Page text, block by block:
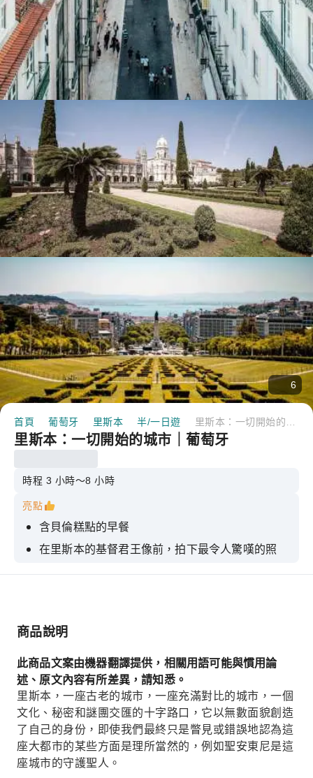
6
首頁 葡萄牙 里斯本 半/一日遊
里斯本：一切開始的城市｜葡萄牙
時程 3 小時～8 小時
亮點
含貝倫糕點的早餐
在里斯本的基督君王像前，拍下最令人驚嘆的照
商品說明
此商品文案由機器翻譯提供，相關用語可能與慣用論
述、原文內容有所差異，請知悉。
里斯本，一座古老的城市，一座充滿對比的城市，一個
文化、秘密和謎團交匯的十字路口，它以無數面貌創造
了自己的身份，即使我們最終只是瞥見或錯誤地認為這
座大都市的某些方面是理所當然的，例如聖安東尼是這
座城市的守護聖人。